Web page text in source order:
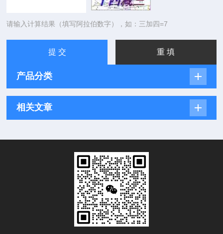
请输入计算结果（填写阿拉伯数字），如：三加四=7
产品分类
相关文章